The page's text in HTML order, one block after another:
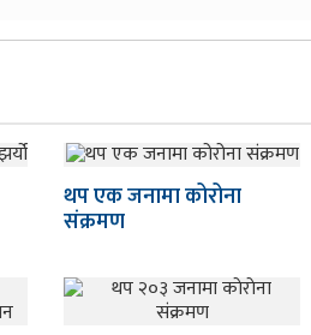
थप एक जनामा कोरोना
संक्रमण